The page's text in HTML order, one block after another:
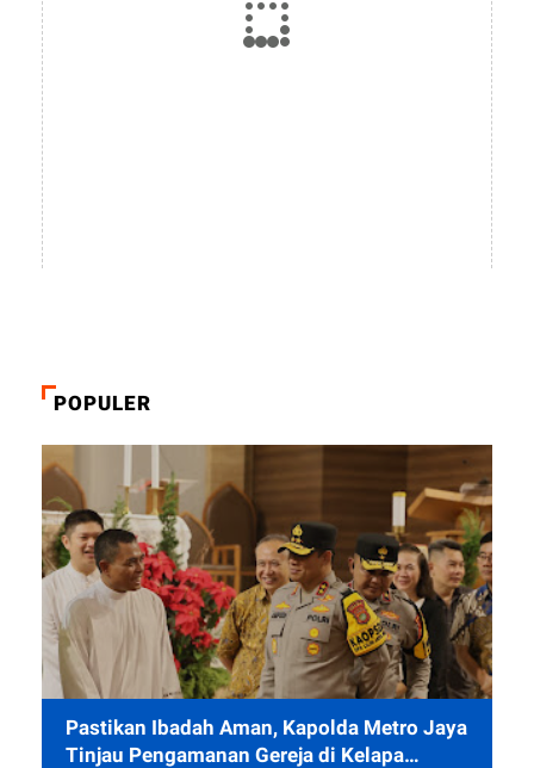
POPULER
Pastikan Ibadah Aman, Kapolda Metro Jaya
Tinjau Pengamanan Gereja di Kelapa